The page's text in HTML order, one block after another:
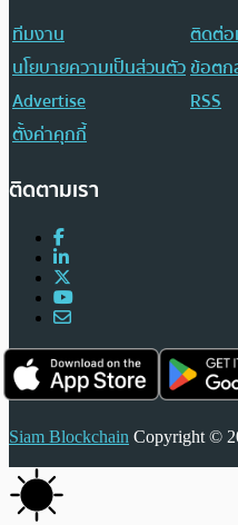
ทีมงาน
ติดต่อ
นโยบายความเป็นส่วนตัวข้อตก
Advertise
RSS
ตั้งค่าคุกกี้
ติดตามเรา
Siam Blockchain Copyright ©